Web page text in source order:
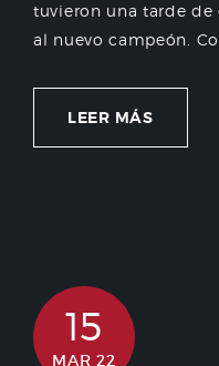
tuvieron una tarde
al nuevo campeón.
LEER MÁS
15
MAR 22